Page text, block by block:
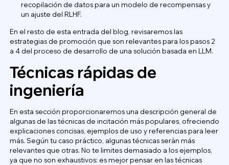
recopilación de datos para un modelo de recompensas y
un ajuste del RLHF.
En el resto de esta entrada del blog, revisaremos las
estrategias de promoción que son relevantes para los pasos 2
a 4 del proceso de desarrollo de una solución basada en LLM.
Técnicas rápidas de
ingeniería
En esta sección proporcionaremos una descripción general de
algunas de las técnicas de incitación más populares, ofreciendo
explicaciones concisas, ejemplos de uso y referencias para leer
más. Según tu caso práctico, algunas técnicas serán más
relevantes que otras. No te limites demasiado a los ejemplos,
ya que no son exhaustivos: es mejor pensar en las técnicas